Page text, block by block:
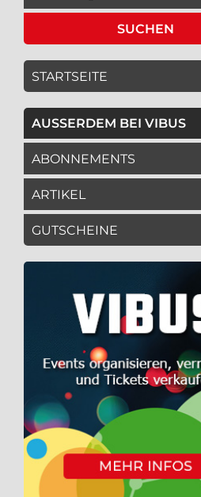
STARTSEITE
AUSSERDEM BEI VIBUS
ABONNEMENTS
ARTIKEL
GUTSCHEINE